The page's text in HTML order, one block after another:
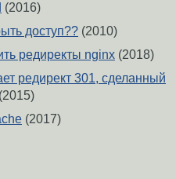
(2016)
доступ?? (2010)
редиректы nginx (2018)
редирект 301, сделанный
(2015)
(2017)